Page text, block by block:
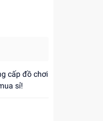
cấp đồ chơi
sỉ!